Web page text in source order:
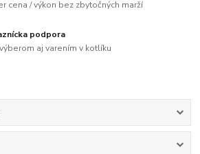
cena / výkon bez zbytočných marží
podpora
aj varením v kotlíku